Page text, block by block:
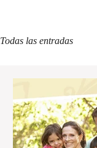
Todas las entradas